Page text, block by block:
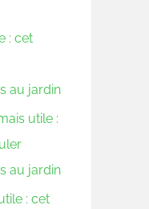
: cet
au jardin
utile :
au jardin
: cet